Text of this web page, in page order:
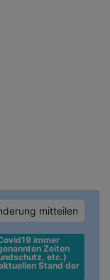
mitteilen
immer
Zeiten
etc.)
Stand der